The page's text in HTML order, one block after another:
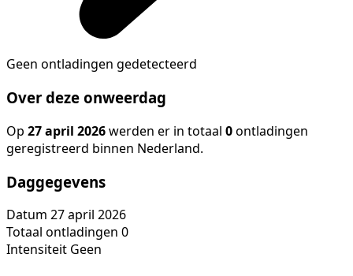
Geen ontladingen gedetecteerd
Over deze onweerdag
Op 27 april 2026werden er in totaal 0ontladingen
geregistreerd binnen Nederland.
Daggegevens
Datum 27 april 2026
Totaal ontladingen 0
Intensiteit Geen